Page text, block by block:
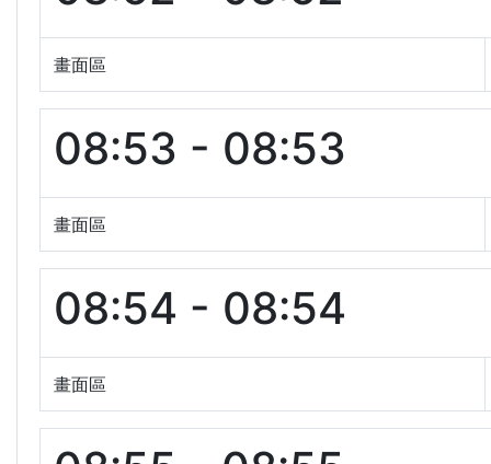
畫面區
08:53 - 08:53
畫面區
08:54 - 08:54
畫面區